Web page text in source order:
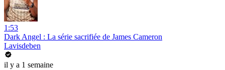
1:53
Dark Angel : La série sacrifiée de James Cameron
Lavisdeben
il y a 1 semaine